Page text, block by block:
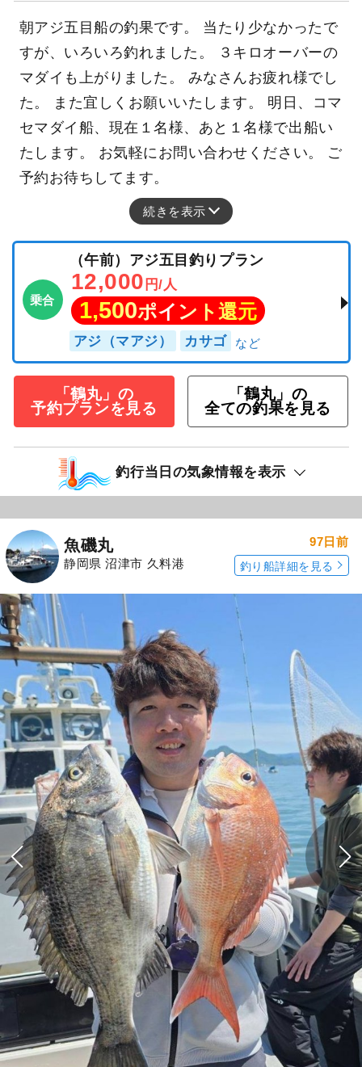
朝アジ五目船の釣果です。 当たり少なかったで
すが、いろいろ釣れました。 ３キロオーバーの
マダイも上がりました。 みなさんお疲れ様でし
た。 また宜しくお願いいたします。 明日、コマ
セマダイ船、現在１名様、あと１名様で出船い
たします。 お気軽にお問い合わせください。 ご
予約お待ちしてます。
続きを表示
乗合
（午前）アジ五目釣りプラン
12,000 円/人
1,500ポイント還元
アジ（マアジ） カサゴ
「鶴丸」の
予約プランを見る
「鶴丸」の
全ての釣果を見る
釣行当日の気象情報を表示
魚磯丸
静岡県 沼津市 久料港
97日前
釣り船詳細を見る